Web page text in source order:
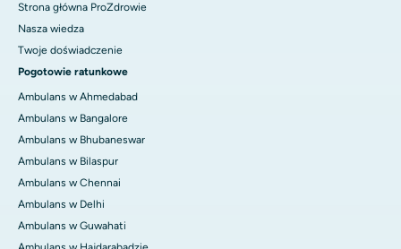
Strona główna ProZdrowie
Nasza wiedza
Twoje doświadczenie
Pogotowie ratunkowe
Ambulans w Ahmedabad
Ambulans w Bangalore
Ambulans w Bhubaneswar
Ambulans w Bilaspur
Ambulans w Chennai
Ambulans w Delhi
Ambulans w Guwahati